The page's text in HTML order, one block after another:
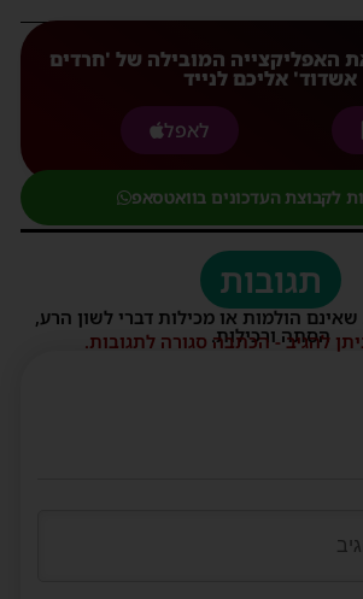
האפליקצייה המובילה של 'חרדים
אשדוד' אליכם לנייד
לאפל
לקבוצת העדכונים בוואטסאפ
תגובות
הולמות או מכילות דברי לשון הרע,
הסתה ורכילות.
להגיב - הכתבה סגורה לתגובות.